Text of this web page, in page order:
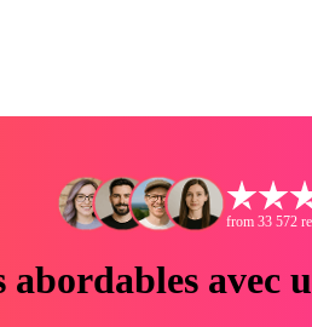
from 33 572
abordables avec